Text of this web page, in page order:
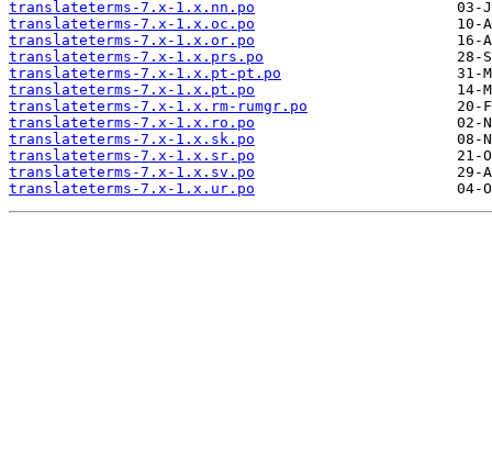
translateterms-7.x-1.x.nn.po
translateterms-7.x-1.x.oc.po
translateterms-7.x-1.x.or.po
translateterms-7.x-1.x.prs.po
translateterms-7.x-1.x.pt-pt.po
translateterms-7.x-1.x.pt.po
translateterms-7.x-1.x.rm-rumgr.po
translateterms-7.x-1.x.ro.po
translateterms-7.x-1.x.sk.po
translateterms-7.x-1.x.sr.po
translateterms-7.x-1.x.sv.po
translateterms-7.x-1.x.ur.po